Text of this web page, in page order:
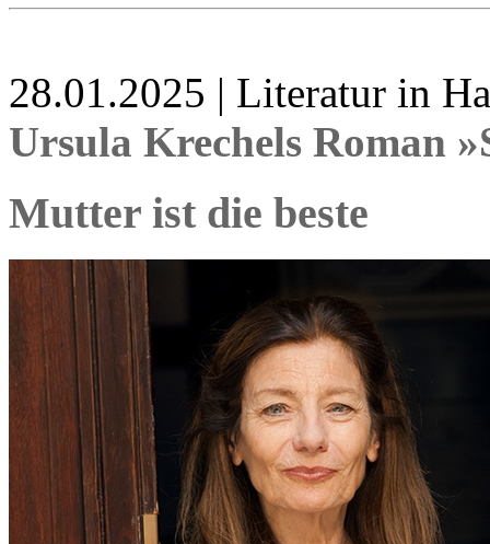
28.01.2025 | Literatur in
Ursula Krechels Roman
Mutter ist die beste